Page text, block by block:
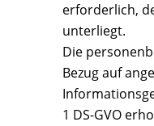
erforderlich,
unterliegt.
Die
Bezug auf
1 DS-GVO